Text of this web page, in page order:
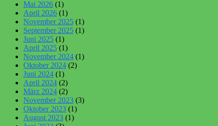
Mai 2026 (1)
April 2026 (1)
November 2025 (1)
September 2025 (1)
Juni 2025 (1)
April 2025 (1)
November 2024 (1)
Oktober 2024 (2)
Juni 2024 (1)
April 2024 (2)
März 2024 (2)
November 2023 (3)
Oktober 2023 (1)
August 2023 (1)